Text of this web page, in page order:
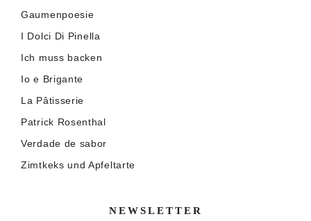
Gaumenpoesie
I Dolci Di Pinella
Ich muss backen
Io e Brigante
La Pâtisserie
Patrick Rosenthal
Verdade de sabor
Zimtkeks und Apfeltarte
NEWSLETTER